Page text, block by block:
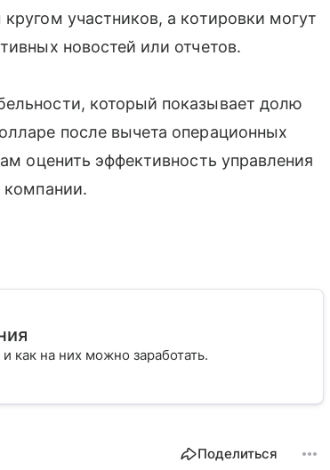
участников, а котировки могут
новостей или отчетов.
который показывает долю
после вычета операционных
оценить эффективность управления
компании.
как на них можно заработать.
Поделиться